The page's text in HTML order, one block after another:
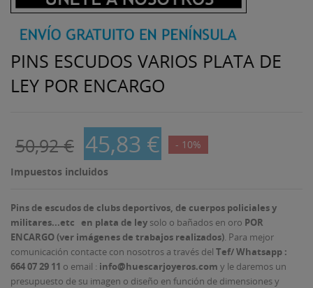
PINS ESCUDOS VARIOS PLATA DE
LEY POR ENCARGO
50,92 € 45,83 € - 10%
Impuestos incluidos
Pins de escudos de clubs deportivos, de cuerpos policiales y
militares...etc en plata de ley solo o bañados en oro POR
ENCARGO (ver imágenes de trabajos realizados) . Para mejor
comunicación contacte con nosotros a través del Tef/Whatsapp :
664 07 29 11 o email : info@huescarjoyeros.com y le daremos un
presupuesto de su imagen o diseño en función de dimensiones y